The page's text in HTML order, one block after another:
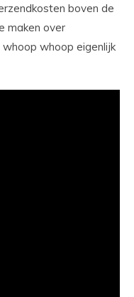
boven de
maken over
whoop eigenlijk